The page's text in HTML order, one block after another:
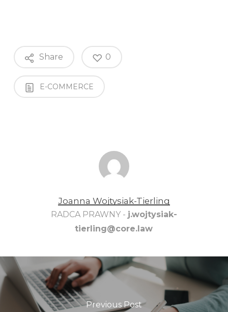
Share 0
E-COMMERCE
Joanna Wojtysiak-Tierling
RADCA PRAWNY - j.wojtysiak-
tierling@core.law
Previous Post